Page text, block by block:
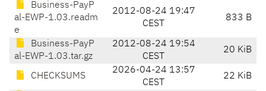
Business-PayP
al-EWP-1.03.readm
e
2012-08-24 19:47
CEST
833 B
Business-PayP
al-EWP-1.03.tar.gz
2012-08-24 19:54
CEST
20 KiB
CHECKSUMS
2026-04-24 13:57
CEST
22 KiB